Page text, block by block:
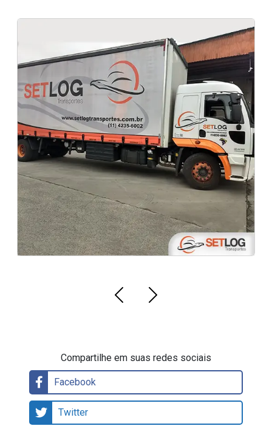
Transporte aéreo de cargas
Compartilhe em suas redes sociais
Facebook
Twitter